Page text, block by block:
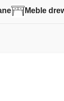
Meble